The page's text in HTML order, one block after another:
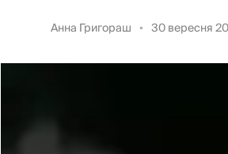
Анна Григораш 30 вересня